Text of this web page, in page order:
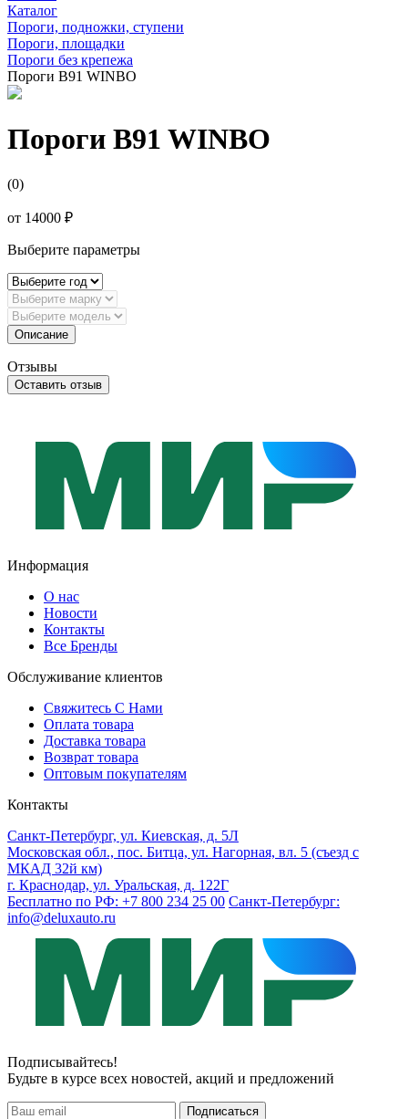
Каталог
Пороги, подножки, ступени
Пороги, площадки
Пороги без крепежа
Пороги B91 WINBO
Пороги B91 WINBO
(0)
от 14000 ₽
Выберите параметры
Описание
Отзывы
Оставить отзыв
Информация
О нас
Новости
Контакты
Все Бренды
Обслуживание клиентов
Свяжитесь С Нами
Оплата товара
Доставка товара
Возврат товара
Оптовым покупателям
Контакты
Санкт-Петербург, ул. Киевская, д. 5Л
Московская обл., пос. Битца, ул. Нагорная, вл. 5 (съезд с
МКАД 32й км)
г. Краснодар, ул. Уральская, д. 122Г
Бесплатно по РФ: +7 800 234 25 00 Санкт-Петербург:
info@deluxauto.ru
Подписывайтесь!
Будьте в курсе всех новостей, акций и предложений